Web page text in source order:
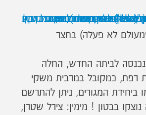
לא פעלה) בחצר
לביתה החדש, החלה
רפת, כמקובל במרבית משקי
ביחידת המגורים, ניתן להתרשם
בבטון ! מימין: צירל שטרן,